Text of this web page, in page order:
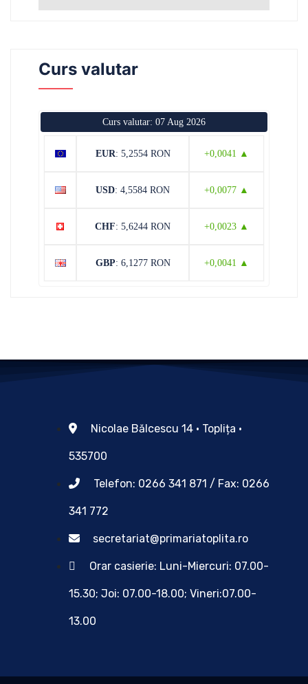
Curs valutar
Curs valutar: 07 Aug 2026
EUR: 5,2554 RON +0,0041 ▲
USD: 4,5584 RON +0,0077 ▲
CHF: 5,6244 RON +0,0023 ▲
GBP: 6,1277 RON +0,0041 ▲
Nicolae Bălcescu 14 • Toplița •
535700
Telefon: 0266 341 871 / Fax: 0266
341 772
secretariat@primariatoplita.ro
Orar casierie: Luni-Miercuri: 07.00-
15.30; Joi: 07.00-18.00; Vineri:07.00-
13.00